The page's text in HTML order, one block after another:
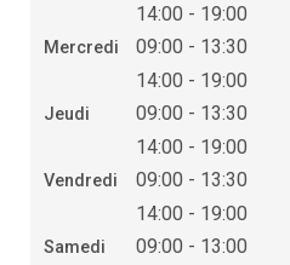
14:00 - 19:00
Mercredi
09:00 - 13:30
14:00 - 19:00
Jeudi
09:00 - 13:30
14:00 - 19:00
Vendredi
09:00 - 13:30
14:00 - 19:00
Samedi
09:00 - 13:00